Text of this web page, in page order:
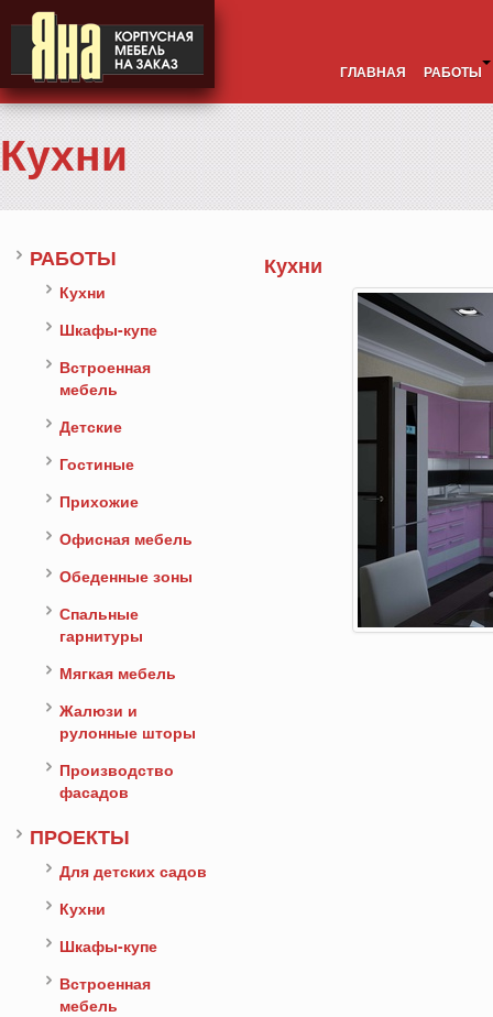
ГЛАВНАЯ РАБОТЫ
Кухни
РАБОТЫ
Кухни
Шкафы-купе
Встроенная
мебель
Детские
Гостиные
Прихожие
Офисная мебель
Обеденные зоны
Спальные
гарнитуры
Мягкая мебель
Жалюзи и
рулонные шторы
Производство
фасадов
ПРОЕКТЫ
Для детских садов
Кухни
Шкафы-купе
Встроенная
мебель
Кухни